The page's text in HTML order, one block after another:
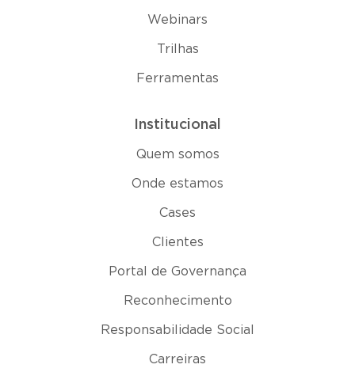
Webinars
Trilhas
Ferramentas
Institucional
Quem somos
Onde estamos
Cases
Clientes
Portal de Governança
Reconhecimento
Responsabilidade Social
Carreiras